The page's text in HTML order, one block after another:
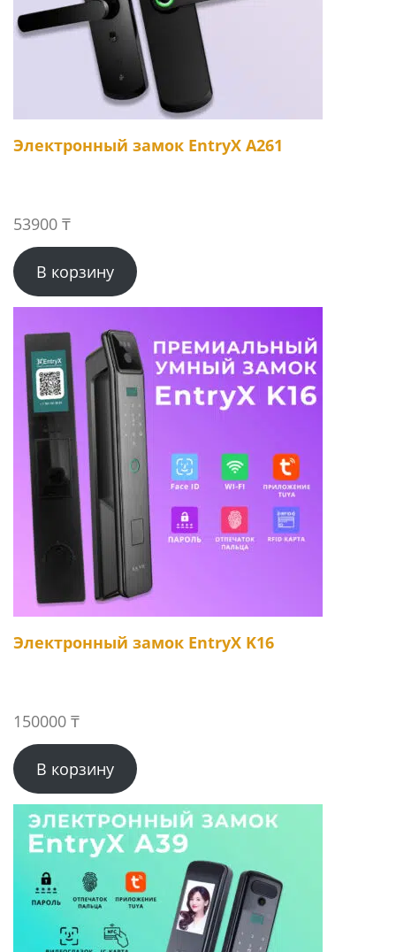
Электронный замок EntryX A261
53900 ₸
В корзину
Электронный замок EntryX K16
150000 ₸
В корзину